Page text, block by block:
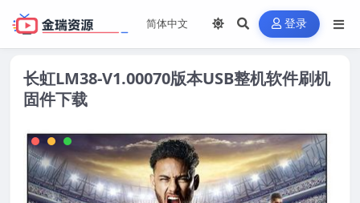
登录
长虹LM38-V1.00070版本USB整机软件刷机
固件下载